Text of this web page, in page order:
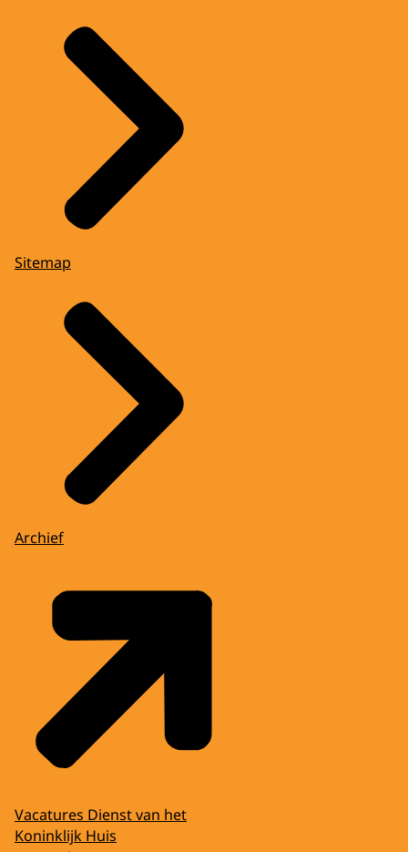
Sitemap
Archief
Vacatures Dienst van het
Koninklijk Huis